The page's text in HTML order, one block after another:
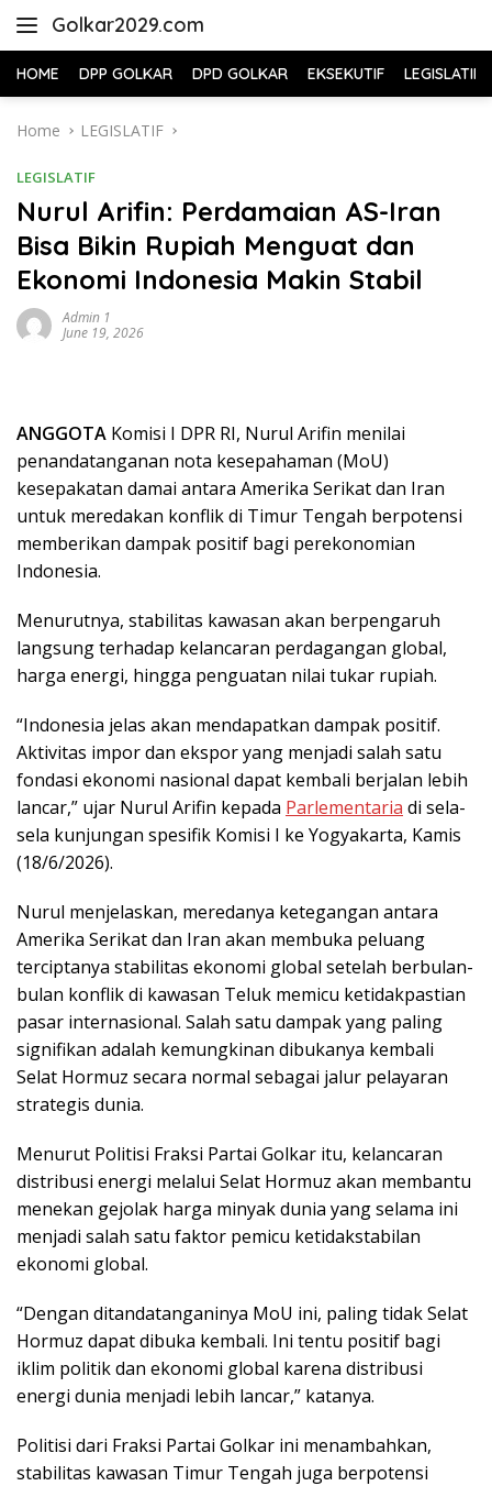
Golkar2029.com
HOME DPP GOLKAR DPD GOLKAR EKSEKUTIF LEGISLATIF
Home LEGISLATIF
LEGISLATIF
Nurul Arifin: Perdamaian AS-Iran
Bisa Bikin Rupiah Menguat dan
Ekonomi Indonesia Makin Stabil
Admin 1
June 19, 2026
ANGGOTA Komisi I DPR RI, Nurul Arifin menilai
penandatanganan nota kesepahaman (MoU)
kesepakatan damai antara Amerika Serikat dan Iran
untuk meredakan konflik di Timur Tengah berpotensi
memberikan dampak positif bagi perekonomian
Indonesia.
Menurutnya, stabilitas kawasan akan berpengaruh
langsung terhadap kelancaran perdagangan global,
harga energi, hingga penguatan nilai tukar rupiah.
“Indonesia jelas akan mendapatkan dampak positif.
Aktivitas impor dan ekspor yang menjadi salah satu
fondasi ekonomi nasional dapat kembali berjalan lebih
lancar,” ujar Nurul Arifin kepada Parlementaria di sela-
sela kunjungan spesifik Komisi I ke Yogyakarta, Kamis
(18/6/2026).
Nurul menjelaskan, meredanya ketegangan antara
Amerika Serikat dan Iran akan membuka peluang
terciptanya stabilitas ekonomi global setelah berbulan-
bulan konflik di kawasan Teluk memicu ketidakpastian
pasar internasional. Salah satu dampak yang paling
signifikan adalah kemungkinan dibukanya kembali
Selat Hormuz secara normal sebagai jalur pelayaran
strategis dunia.
Menurut Politisi Fraksi Partai Golkar itu, kelancaran
distribusi energi melalui Selat Hormuz akan membantu
menekan gejolak harga minyak dunia yang selama ini
menjadi salah satu faktor pemicu ketidakstabilan
ekonomi global.
“Dengan ditandatanganinya MoU ini, paling tidak Selat
Hormuz dapat dibuka kembali. Ini tentu positif bagi
iklim politik dan ekonomi global karena distribusi
energi dunia menjadi lebih lancar,” katanya.
Politisi dari Fraksi Partai Golkar ini menambahkan,
stabilitas kawasan Timur Tengah juga berpotensi